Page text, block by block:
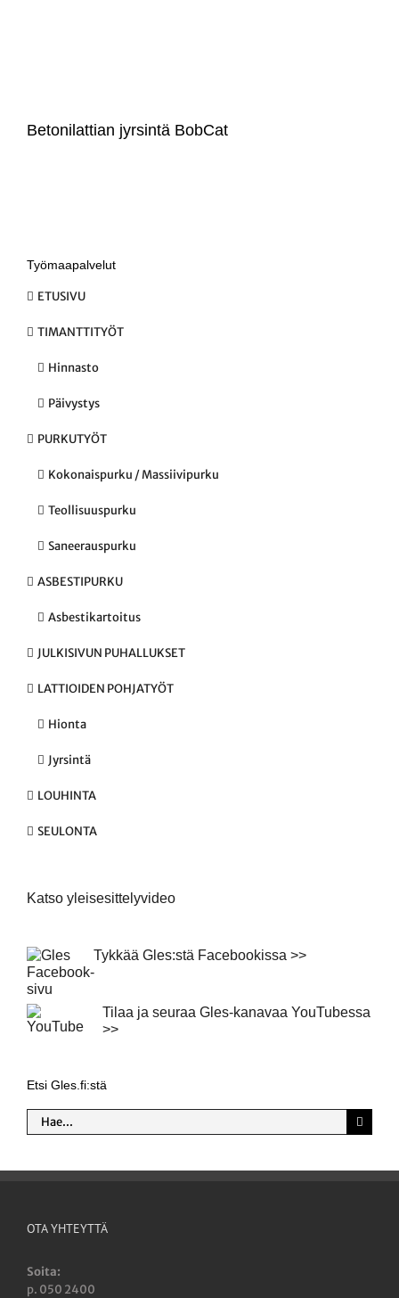
Betonilattian jyrsintä BobCat
Työmaapalvelut
ETUSIVU
TIMANTTITYÖT
Hinnasto
Päivystys
PURKUTYÖT
Kokonaispurku / Massiivipurku
Teollisuuspurku
Saneerauspurku
ASBESTIPURKU
Asbestikartoitus
JULKISIVUN PUHALLUKSET
LATTIOIDEN POHJATYÖT
Hionta
Jyrsintä
LOUHINTA
SEULONTA
Katso yleisesittelyvideo
Tykkää Gles:stä Facebookissa >>
Tilaa ja seuraa Gles-kanavaa YouTubessa
>>
Etsi Gles.fi:stä
Etsi
...
OTA YHTEYTTÄ
Soita:
p. 050 2400